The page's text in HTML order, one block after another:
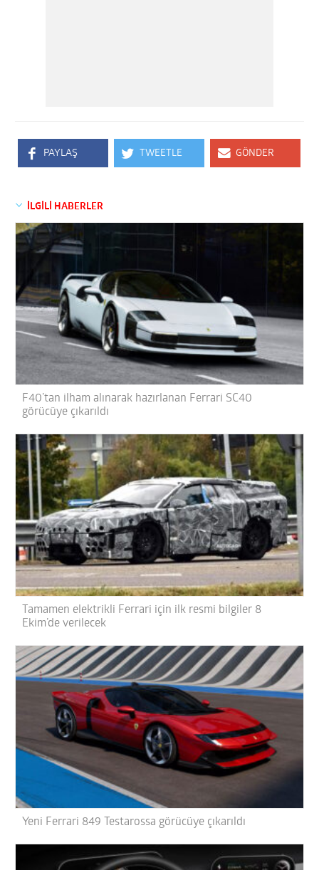
PAYLAŞ TWEETLE GÖNDER
İLGİLİ HABERLER
F40’tan ilham alınarak hazırlanan Ferrari SC40
görücüye çıkarıldı
Tamamen elektrikli Ferrari için ilk resmi bilgiler 8
Ekim’de verilecek
Yeni Ferrari 849 Testarossa görücüye çıkarıldı